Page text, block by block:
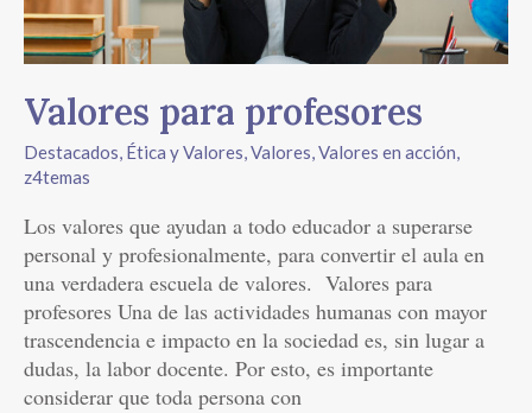
Valores para profesores
Destacados, Ética y Valores,Valores,Valores en acción,
z4temas
Los valores que ayudan a todo educador a superarse
personal y profesionalmente, para convertir el aula en
una verdadera escuela de valores. Valores para
profesores Una de las actividades humanas con mayor
trascendencia e impacto en la sociedad es, sin lugar a
dudas, la labor docente. Por esto, es importante
considerar que toda persona con